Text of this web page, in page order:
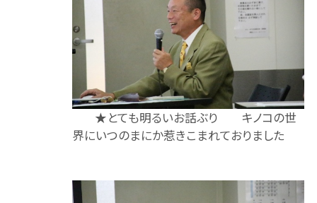
★とても明るいお話ぶり キノコの世
界にいつのまにか惹きこまれておりました